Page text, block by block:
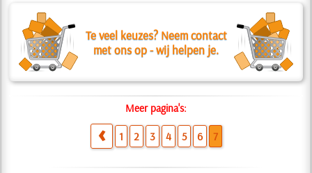
Te veel keuzes? Neem contact
met ons op - wij helpen je.
Meer pagina's:
1 2 3 4 5 6 7